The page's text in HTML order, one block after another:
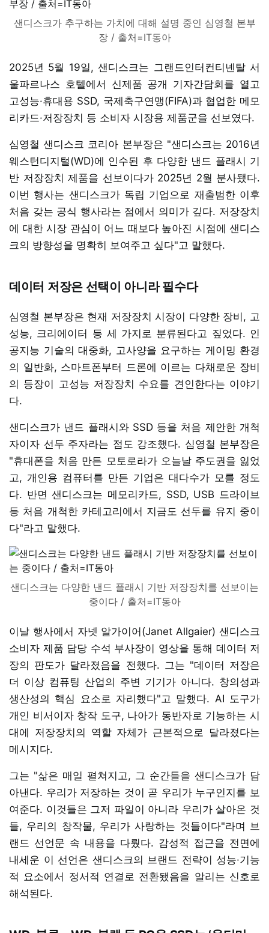
샌디스크가 추구하는 가치에 대해 설명 중인 심영철 본부
장 / 출처=IT동아
2025년 5월 19일, 샌디스크는 그랜드인터컨티넨탈 서
울파르나스 호텔에서 신제품 공개 기자간담회를 열고
고성능·휴대용 SSD, 국제축구연맹(FIFA)과 협업한 메모
리카드·저장장치 등 소비자 시장용 제품군을 선보였다.
심영철 샌디스크 코리아 본부장은 "샌디스크는 2016년
웨스턴디지털(WD)에 인수된 후 다양한 낸드 플래시 기
반 저장장치 제품을 선보이다가 2025년 2월 분사됐다.
이번 행사는 샌디스크가 독립 기업으로 재출범한 이후
처음 갖는 공식 행사라는 점에서 의미가 깊다. 저장장치
에 대한 시장 관심이 어느 때보다 높아진 시점에 샌디스
크의 방향성을 명확히 보여주고 싶다"고 말했다.
데이터 저장은 선택이 아니라 필수다
심영철 본부장은 현재 저장장치 시장이 다양한 장비, 고
성능, 크리에이터 등 세 가지로 분류된다고 짚었다. 인
공지능 기술의 대중화, 고사양을 요구하는 게이밍 환경
의 일반화, 스마트폰부터 드론에 이르는 다채로운 장비
의 등장이 고성능 저장장치 수요를 견인한다는 이야기
다.
샌디스크가 낸드 플래시와 SSD 등을 처음 제안한 개척
자이자 선두 주자라는 점도 강조했다. 심영철 본부장은
"휴대폰을 처음 만든 모토로라가 오늘날 주도권을 잃었
고, 개인용 컴퓨터를 만든 기업은 대다수가 모를 정도
다. 반면 샌디스크는 메모리카드, SSD, USB 드라이브
등 처음 개척한 카테고리에서 지금도 선두를 유지 중이
다"라고 말했다.
샌디스크는 다양한 낸드 플래시 기반 저장장치를 선보이는
중이다 / 출처=IT동아
이날 행사에서 자넷 알가이어(Janet Allgaier) 샌디스크
소비자 제품 담당 수석 부사장이 영상을 통해 데이터 저
장의 판도가 달라졌음을 전했다. 그는 "데이터 저장은
더 이상 컴퓨팅 산업의 주변 기기가 아니다. 창의성과
생산성의 핵심 요소로 자리했다"고 말했다. AI 도구가
개인 비서이자 창작 도구, 나아가 동반자로 기능하는 시
대에 저장장치의 역할 자체가 근본적으로 달라졌다는
메시지다.
그는 "삶은 매일 펼쳐지고, 그 순간들을 샌디스크가 담
아낸다. 우리가 저장하는 것이 곧 우리가 누구인지를 보
여준다. 이것들은 그저 파일이 아니라 우리가 살아온 것
들, 우리의 창작물, 우리가 사랑하는 것들이다"라며 브
랜드 선언문 속 내용을 다뤘다. 감성적 접근을 전면에
내세운 이 선언은 샌디스크의 브랜드 전략이 성능·기능
적 요소에서 정서적 연결로 전환됐음을 알리는 신호로
해석된다.